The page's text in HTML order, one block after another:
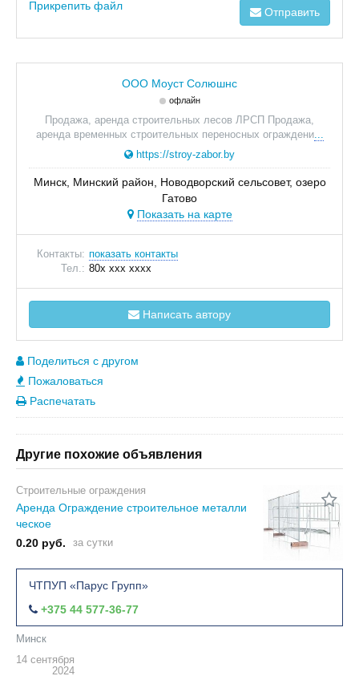
Прикрепить файл Отправить
ООО Моуст Солюшнс
офлайн
Продажа, аренда строительных лесов ЛРСП Продажа,
аренда временных строительных переносных ограждени...
https://stroy-zabor.by
Минск, Минский район, Новодворский сельсовет, озеро
Гатово
Показать на карте
Контакты: показать контакты
Тел.: 80x xxx xxxx
Написать автору
Поделиться с другом
Пожаловаться
Распечатать
Другие похожие объявления
Строительные ограждения
Аренда Ограждение строительное металли
ческое
0.20 руб.
за сутки
ЧТПУП «Парус Групп»
+375 44 577-36-77
Минск
14 сентября
2024